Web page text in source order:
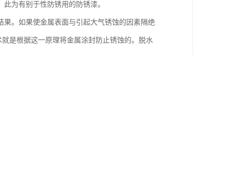
为有别于性防锈用的防锈漆。
。如果使金属表面与引起大气锈蚀的因素隔绝
是根据这一原理将金属涂封防止锈蚀的。脱水